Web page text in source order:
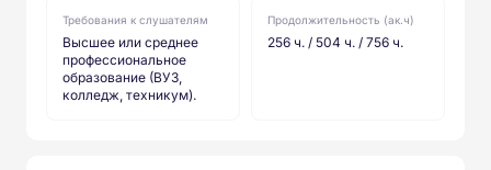
Требования к слушателям
Высшее или среднее
профессиональное
образование (ВУЗ,
колледж, техникум).
Продолжительность (ак.ч)
256 ч. / 504 ч. / 756 ч.